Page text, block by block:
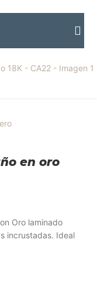
en oro
Oro laminado
incrustadas. Ideal